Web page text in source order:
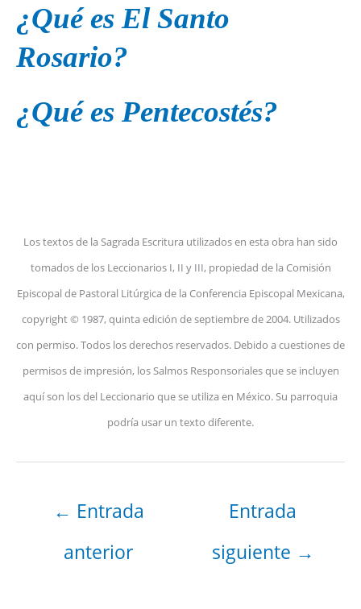
¿Qué es El Santo
Rosario?
¿Qué es Pentecostés?
Los textos de la Sagrada Escritura utilizados en esta obra han sido
tomados de los Leccionarios I, II y III, propiedad de la Comisión
Episcopal de Pastoral Litúrgica de la Conferencia Episcopal Mexicana,
copyright © 1987, quinta edición de septiembre de 2004. Utilizados
con permiso. Todos los derechos reservados. Debido a cuestiones de
permisos de impresión, los Salmos Responsoriales que se incluyen
aquí son los del Leccionario que se utiliza en México. Su parroquia
podría usar un texto diferente.
← Entrada
anterior
Entrada
siguiente →